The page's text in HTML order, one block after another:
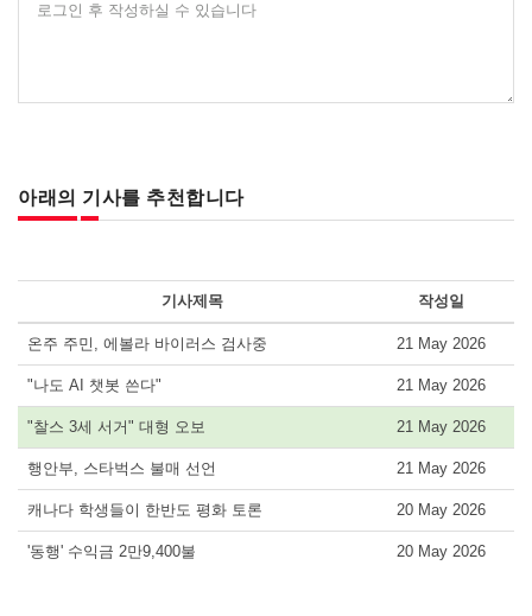
로그인 후 작성하실 수 있습니다
아래의 기사를 추천합니다
기사제목 작성일
온주 주민, 에볼라 바이러스 검사중 21 May 2026
"나도 AI 챗봇 쓴다" 21 May 2026
"찰스 3세 서거" 대형 오보 21 May 2026
행안부, 스타벅스 불매 선언 21 May 2026
캐나다 학생들이 한반도 평화 토론 20 May 2026
'동행' 수익금 2만9,400불 20 May 2026